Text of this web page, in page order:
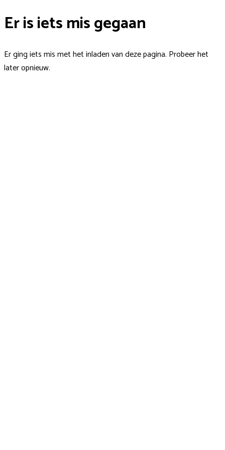
Er is iets mis gegaan
Er ging iets mis met het inladen van deze pagina. Probeer het
later opnieuw.